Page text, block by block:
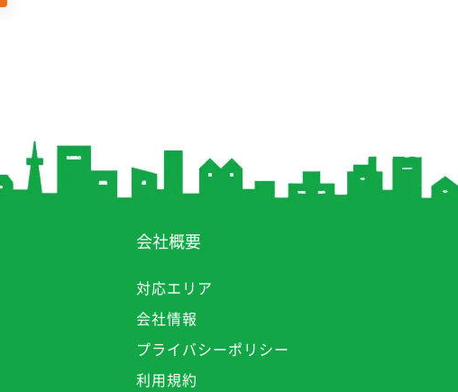
会社概要
対応エリア
会社情報
プライバシーポリシー
利用規約